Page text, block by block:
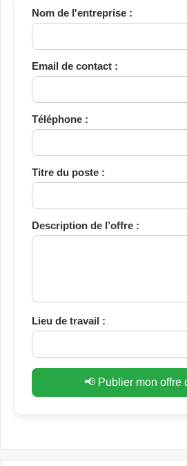
Nom de l'entreprise :
Email de contact :
Téléphone :
Titre du poste :
Description de l’offre :
Lieu de travail :
📢 Publier mon offre